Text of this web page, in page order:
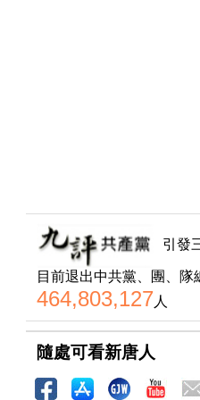
引發
目前退出中共黨、團、隊
464,803,127人
隨處可看新唐人